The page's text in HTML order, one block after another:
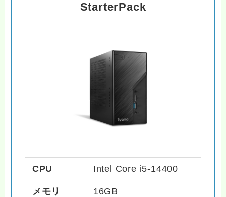
StarterPack
CPU Intel Core i5-14400
メモリ 16GB